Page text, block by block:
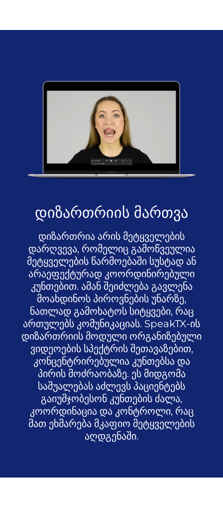
დიზართრიის მართვა
დიზართრია არის მეტყველების
დარღვევა, რომელიც გამოწვეულია
მეტყველების წარმოებაში სუსტად ან
არაეფექტურად კოორდინირებული
კუნთებით. ამან შეიძლება გავლენა
მოახდინოს პიროვნების უნარზე,
ნათლად გამოხატოს სიტყვები, რაც
ართულებს კომუნიკაციას. SpeakTX-ის
დიზართრიის მოდული ორგანიზებული
ვიდეოების სპექტრის შეთავაზებით,
კონცენტრირებულია კუნთებსა და
პირის მოძრაობაზე. ეს მიდგომა
საშუალებას აძლევს პაციენტებს
გაიუმჯობესონ კუნთების ძალა,
კოორდინაცია და კონტროლი, რაც
მათ ეხმარება მკაფიო მეტყველების
აღდგენაში.